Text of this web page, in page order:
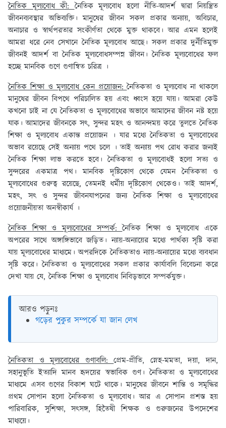
নৈতিক মূল্যবোধ কী:নৈতিক মূল্যবোধ হলো নীতি-আদর্শ দ্বারা নিয়ন্ত্রিত
জীবনব্যবস্থার অভিব্যক্তি। মানুষের জীবন সকল প্রকার অন্যায়, অবিচার,
অনাচার ও স্বার্থপরতার সংকীর্ণতা থেকে মুক্ত থাকবে। আর এমন হলেই
আমরা ধরে নেব সেখানে নৈতিক মূল্যবোধ আছে। সকল প্রকার দুর্নীতিমুক্ত
জীবনই আদর্শ বা নৈতিক মূল্যবোধসম্পন্ন জীবন। নৈতিক মূল্যবোধের ফল
হচ্ছে মানবিক গুণে গুণান্বিত চরিত্র ।
নৈতিক শিক্ষা ও মূল্যবোধ কেন প্রয়োজন:নৈতিকতা ও মূল্যবোধ না থাকলে
মানুষের জীবন বিপথে পরিচালিত হয় এবং ধ্বংস হয়ে যায়। আমরা কেউ
কখনো চাই না যে নৈতিকতা ও মূল্যবোধের অভাবে আমাদের জীবন নষ্ট হয়ে
যাক। আমাদের জীবনকে সৎ, সুন্দর মহৎ ও আনন্দময় করে তুলতে নৈতিক
শিক্ষা ও মূল্যবোধ একান্ত প্রয়োজন । যার মধ্যে নৈতিকতা ও মূল্যবোধের
অভাব রয়েছে সেই অন্যায় পথে চলে । তাই অন্যায় পথ রোধ করার জন্যই
নৈতিক শিক্ষা লাভ করতে হবে। নৈতিকতা ও মূল্যবোধই হলো সত্য ও
সুন্দরের একমাত্র পথ। মানবিক দৃষ্টিকোণ থেকে যেমন নৈতিকতা ও
মূল্যবোধের গুরুত্ব রয়েছে, তেমনই ধর্মীয় দৃষ্টিকোণ থেকেও। তাই আদর্শ,
মহৎ, সৎ ও সুন্দর জীবনযাপনের জন্য নৈতিক শিক্ষা ও মূল্যবোধের
প্রয়োজনীয়তা অনস্বীকার্য ।
নৈতিক শিক্ষা ও মূল্যবোধের সম্পর্ক:নৈতিক শিক্ষা ও মূল্যবোধ একে
অপরের সাথে অঙ্গাঙ্গিভাবে জড়িত। ন্যায়-অন্যায়ের মধ্যে পার্থক্য সৃষ্টি করা
যায় মূল্যবোধের মাধ্যমে। অপরদিকে নৈতিকতাও ন্যায়-অন্যায়ের মধ্যে ব্যবধান
সৃষ্টি করে। নৈতিকতা ও মূল্যবোধের সকল প্রকার কার্যাবলি বিবেচনা করে
দেখা যায় যে, নৈতিক শিক্ষা ও মূল্যবোধ নিবিড়ভাবে সম্পর্কযুক্ত।
আরও পড়ুনঃ
গড়ের পুকুর সম্পর্কে যা জান লেখ
নৈতিকতা ও মূল্যবোধের গুণাবলি:প্রেম-প্রীতি, স্নেহ-মমতা, দয়া, দান,
সহানুভূতি ইত্যাদি মানব হৃদয়ের স্বভাবিক গুণ। নৈতিকতা ও মূল্যবোধের
মাধ্যমে এসব গুণের বিকাশ ঘটে থাকে। মানুষের জীবনে শান্তি ও সমৃদ্ধির
প্রথম সোপান হলো নৈতিকতা ও মূল্যবোধ। আর এ সোপান প্রশস্ত হয়
পারিবারিক, সুশিক্ষা, সৎসঙ্গ, হিতৈষী শিক্ষক ও গুরুজনের উপদেশের
মাধ্যয়ে।